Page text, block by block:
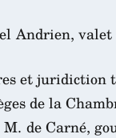
Andrien,
et juridiction
de la
de Carné,